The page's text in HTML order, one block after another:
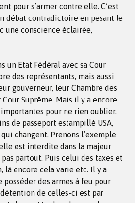
pour s’armer contre elle. C’est
débat contradictoire en pesant le
une conscience éclairée,
un Etat Fédéral avec sa Cour
des représentants, mais aussi
gouverneur, leur Chambre des
Suprême. Mais il y a encore
pour ne rien oublier.
de passeport estampillé USA,
changent. Prenons l’exemple
est interdite dans la majeur
partout. Puis celui des taxes et
là encore cela varie etc. Il y a
des armes à feu pour
détention de celles-ci est par